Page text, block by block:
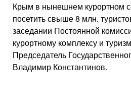
Крым в нынешнем курортном
посетить свыше 8 млн.
заседании Постоянной
курортному комплексу и
Председатель
Владимир Константинов.